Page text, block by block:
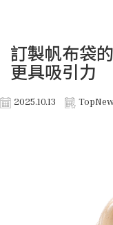
訂製帆布袋
更具吸引力
2025.10.13